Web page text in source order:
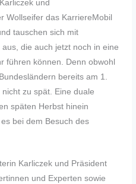
und
Wollseifer das KarriereMobil
tauschen sich mit
die auch jetzt noch in eine
führen können. Denn obwohl
bereits am 1.
zu spät. Eine duale
späten Herbst hinein
bei dem Besuch des
Karliczek und Präsident
und Experten sowie